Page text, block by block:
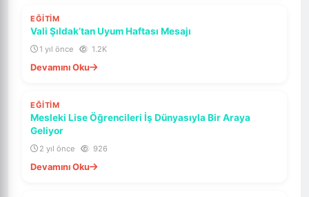
EĞİTİM
Vali Şıldak’tan Uyum Haftası Mesajı
1 yıl önce 1.2K
Devamını Oku
ÖNE ÇIKAR
EĞİTİM
Mesleki Lise Öğrencileri İş Dünyasıyla Bir Araya
Geliyor
2 yıl önce 926
Devamını Oku